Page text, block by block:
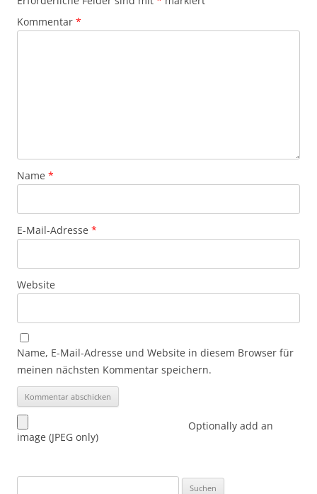
Kommentar *
Name *
E-Mail-Adresse *
Website
Name, E-Mail-Adresse und Website in diesem Browser für
meinen nächsten Kommentar speichern.
Optionally add an
image (JPEG only)